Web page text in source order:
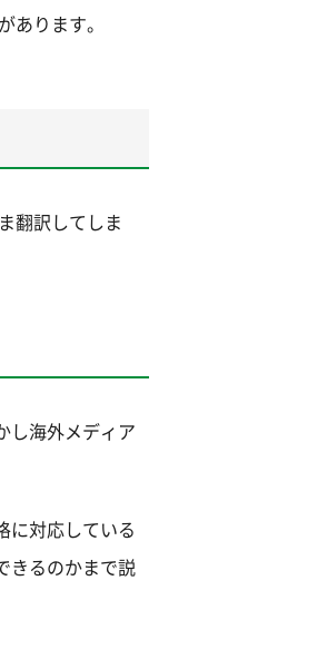
ります。
翻訳してしま
し海外メディア
に対応している
きるのかまで説